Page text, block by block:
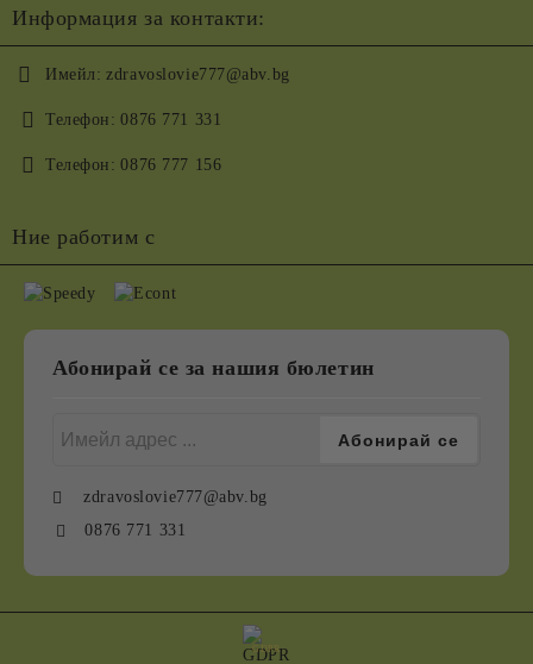
Информация за контакти:
Имейл: zdravoslovie777@abv.bg
Телефон: 0876 771 331
Телефон: 0876 777 156
Ние работим с
Абонирай се за нашия бюлетин
zdravoslovie777@abv.bg
0876 771 331
GDPR